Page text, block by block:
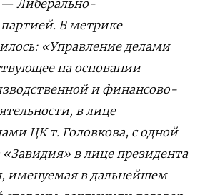
Либерально-
В метрике
«Управление делами
на основании
и финансово-
в лице
ЦК т. Головкова, с одной
в лице президента
именуемая в дальнейшем